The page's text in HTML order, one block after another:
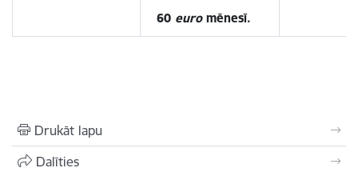
60 euromēnesī.
Drukāt lapu
Dalīties